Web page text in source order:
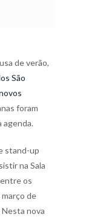
de verão,
São
foram
agenda.
stand-up
na Sala
os
de
Nesta nova